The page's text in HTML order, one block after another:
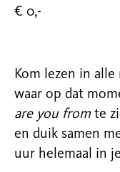
€ 0,-
Kom lezen in
waar op dat
are you from te
en duik samen
uur helemaal in